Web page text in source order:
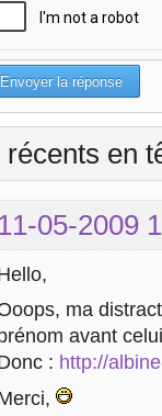
en
11-05-2009
ma
avant
: http://